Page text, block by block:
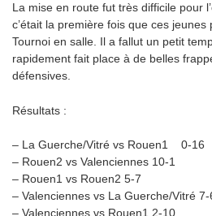
La mise en route fut très difficile pour
c’était la première fois que ces
Tournoi en salle. Il a fallut un petit
rapidement fait place à de belles
défensives.
Résultats :
– La Guerche/Vitré vs Rouen1 0-16
– Rouen2 vs Valenciennes 10-1
– Rouen1 vs Rouen2 5-7
– Valenciennes vs La Guerche/Vitré
– Valenciennes vs Rouen1 2-10